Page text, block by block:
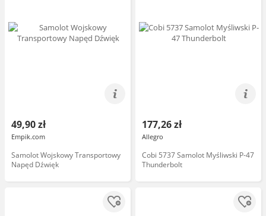
49,90 zł
Empik.com
Samolot Wojskowy Transportowy
Napęd Dźwięk
177,26 zł
Allegro
Cobi 5737 Samolot Myśliwski P-47
Thunderbolt